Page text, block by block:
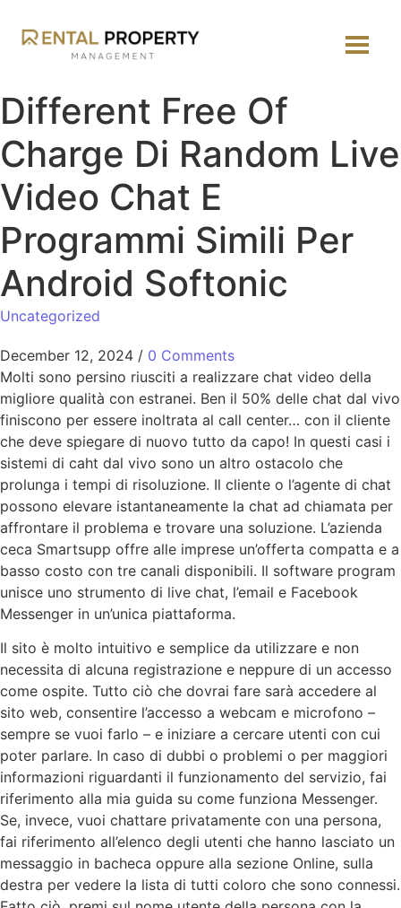
Different Free Of
Charge Di Random Live
Video Chat E
Programmi Simili Per
Android Softonic
Uncategorized
December 12, 2024 / 0 Comments
Molti sono persino riusciti a realizzare chat video della
migliore qualità con estranei. Ben il 50% delle chat dal vivo
finiscono per essere inoltrata al call center… con il cliente
che deve spiegare di nuovo tutto da capo! In questi casi i
sistemi di caht dal vivo sono un altro ostacolo che
prolunga i tempi di risoluzione. Il cliente o l’agente di chat
possono elevare istantaneamente la chat ad chiamata per
affrontare il problema e trovare una soluzione. L’azienda
ceca Smartsupp offre alle imprese un’offerta compatta e a
basso costo con tre canali disponibili. Il software program
unisce uno strumento di live chat, l’email e Facebook
Messenger in un’unica piattaforma.
Il sito è molto intuitivo e semplice da utilizzare e non
necessita di alcuna registrazione e neppure di un accesso
come ospite. Tutto ciò che dovrai fare sarà accedere al
sito web, consentire l’accesso a webcam e microfono –
sempre se vuoi farlo – e iniziare a cercare utenti con cui
poter parlare. In caso di dubbi o problemi o per maggiori
informazioni riguardanti il funzionamento del servizio, fai
riferimento alla mia guida su come funziona Messenger.
Se, invece, vuoi chattare privatamente con una persona,
fai riferimento all’elenco degli utenti che hanno lasciato un
messaggio in bacheca oppure alla sezione Online, sulla
destra per vedere la lista di tutti coloro che sono connessi.